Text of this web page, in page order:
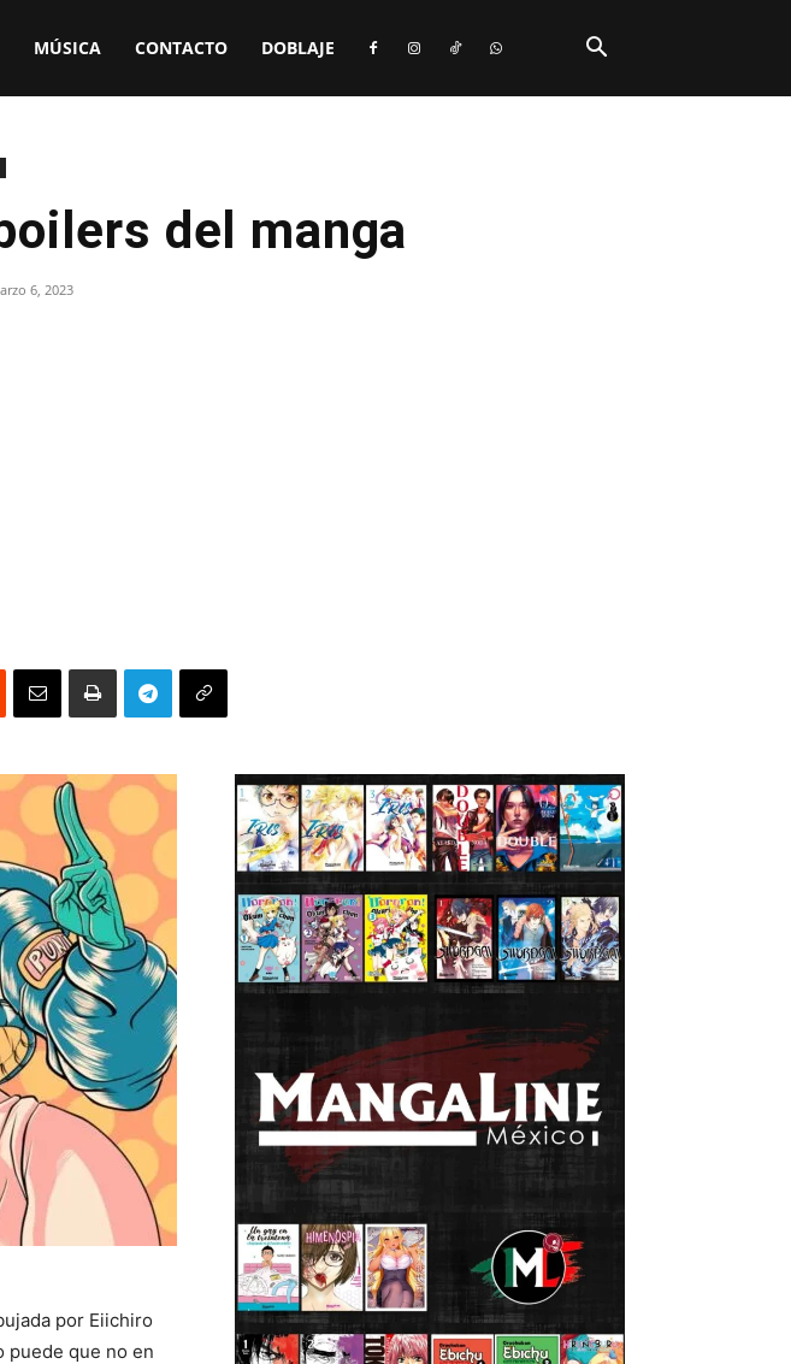
MÚSICA CONTACTO DOBLAJE
del manga
6, 2023
por Eiichiro
puede que no en